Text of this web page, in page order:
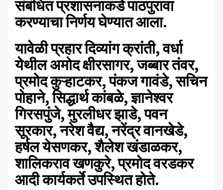
संबंधित प्रशासनाकडे पाठपुरावा
करण्याचा निर्णय घेण्यात आला.
यावेळी प्रहार दिव्यांग क्रांती, वर्धा
येथील अमोदक्षीरसागर, जब्बार तंवर,
प्रमोद कुऱ्हाटकर, पंकज गावंडे, सचिन
पोहाने, सिद्धार्थ कांबळे, ज्ञानेश्वर
गिरसपुंजे, मुरलीधर झाडे, पवन
सूरकार, नरेश वैद्य, नरेंद्र वानखेडे,
हर्षल येसणकर, शैलेश खंडाळकर,
शालिकराव खणकुरे, प्रमोद वरडकर
आदी कार्यकर्ते उपस्थित होते.